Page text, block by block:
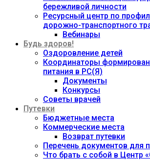
бережливой личности
Ресурсный центр по
дорожно-транспортного
Вебинары
Будь здоров!
Оздоровление детей
Координаторы
питания в РС(Я)
Документы
Конкурсы
Советы врачей
Путевки
Бюджетные места
Коммерческие места
Возврат путевки
Перечень документов для
Что брать с собой в Центр